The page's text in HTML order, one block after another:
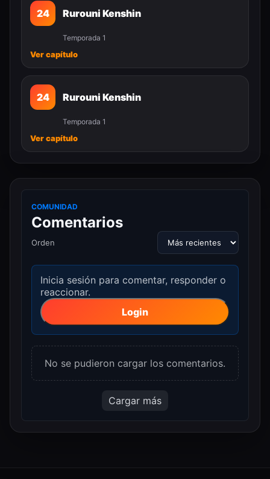
24 Rurouni Kenshin
Temporada 1
Ver capítulo
24 Rurouni Kenshin
Temporada 1
Ver capítulo
COMUNIDAD
Comentarios
Orden
Inicia sesión para comentar, responder o
reaccionar.
Login
No se pudieron cargar los comentarios.
Cargar más